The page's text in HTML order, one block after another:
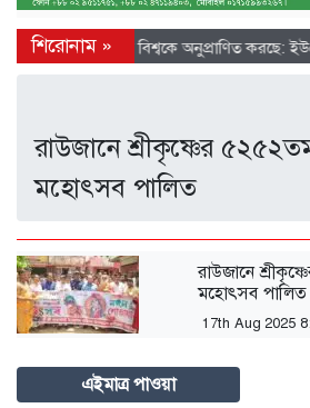
চীনের অগ্রগতি বিশ্বকে অনুপ্রাণিত করছে:
রাউজানে শ্রীকৃষ্ণের
মহোৎসব পালিত
রাউজানে
মহোৎসব পালিত
17th Aug 2025
এইমাত্র পাওয়া